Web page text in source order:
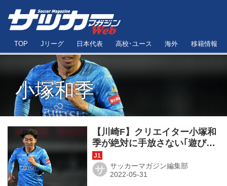
TOP Jリーグ 日本代表 高校･ユース 海外 移籍情報
小塚和季
【川崎F】クリエイター小塚和
季が絶対に手放さない｢遊び
心｣。｢相手がいたとしてもク
オリティーで崩す｣
サ サッカーマガジン編集部